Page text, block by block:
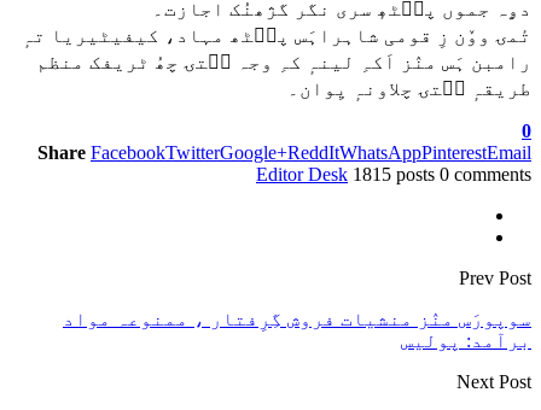
دۄہ جموں پٮ۪ٹھٕ سری نگر گژھنُک اجازت۔
تٔمۍ ووٚن زِ قومی شاہراہَس پٮ۪ٹھ مہاد، کیفیٹیریا تہٕ
رامبن ہَس منٛز اَکہِ لینہٕ کہِ وجہ سۭتۍ چھُ ٹریفک منظم
طریقہٕ سۭتۍ چلاونہٕ یِوان۔
0
Share FacebookTwitterGoogle+ReddItWhatsAppPinterestEmail
Editor Desk 1815 posts 0 comments
Prev Post
سوپورَس منٛز منشیات فروش گِرِفتار ، ممنوعہ مواد
برآمد: پولیس
Next Post